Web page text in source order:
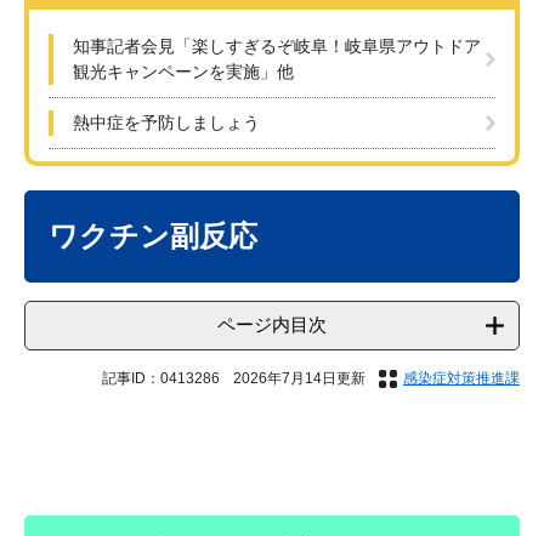
知事記者会見「楽しすぎるぞ岐阜！岐阜県アウトドア
観光キャンペーンを実施」他
熱中症を予防しましょう
ワクチン副反応
ページ内目次
記事ID：0413286 2026年7月14日更新 感染症対策推進課